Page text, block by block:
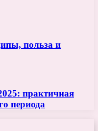
польза и
практичная
периода